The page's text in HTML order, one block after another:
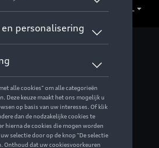
>Accessoires > Detail
rood -